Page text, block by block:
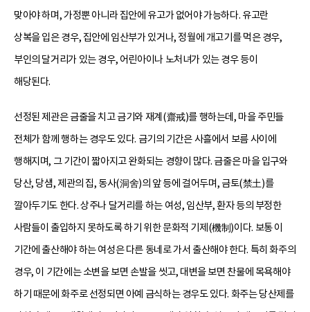
맞아야 하며, 가정뿐 아니라 집안에 유고가 없어야 가능하다. 유고란
상복을 입은 경우, 집안에 임산부가 있거나, 정월에 개고기를 먹은 경우,
부인의 달거리가 있는 경우, 어린아이나 노처녀가 있는 경우 등이
해당된다.
선정된 제관은 금줄을 치고 금기와 재계(齋戒)를 행하는데, 마을 주민들
전체가 함께 행하는 경우도 있다. 금기의 기간은 사흘에서 보름 사이에
행해지며, 그 기간이 짧아지고 완화되는 경향이 많다. 금줄은 마을 입구와
당산, 당샘, 제관의 집, 동사(洞舍)의 앞 등에 걸어두며, 금토(禁土)를
깔아두기도 한다. 상주나 달거리를 하는 여성, 임산부, 환자 등의 부정한
사람들이 출입하지 못하도록 하기 위한 문화적 기제(機制)이다. 보통 이
기간에 출산해야 하는 여성은 다른 동네로 가서 출산해야 한다. 특히 화주의
경우, 이 기간에는 소변을 보면 손발을 씻고, 대변을 보면 찬물에 목욕해야
하기 때문에 화주로 선정되면 아예 금식하는 경우도 있다. 화주는 당산제를